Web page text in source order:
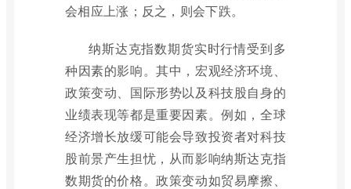
会相应上涨；反之，则会下跌。
纳斯达克指数期货实时行情受到多
种因素的影响。其中，宏观经济环境、
政策变动、国际形势以及科技股自身的
业绩表现等都是重要因素。例如，全球
经济增长放缓可能会导致投资者对科技
股前景产生担忧，从而影响纳斯达克指
数期货的价格。政策变动如贸易摩擦、